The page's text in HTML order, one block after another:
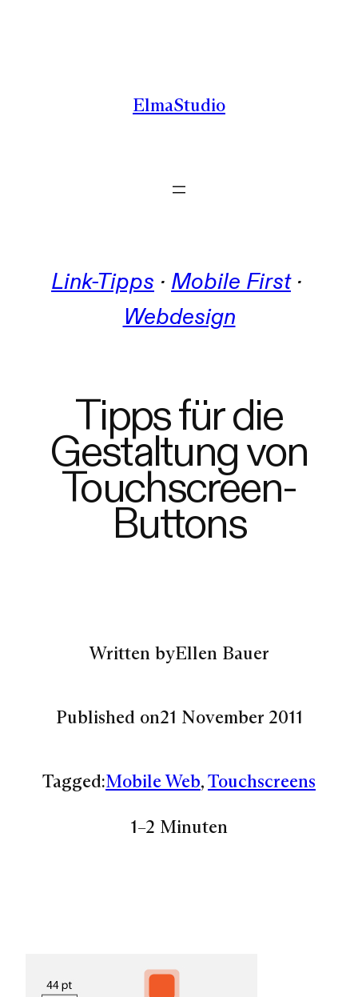
ElmaStudio
Link-Tipps · Mobile First
Webdesign
Tipps für die
Gestaltung von
Touchscreen-
Buttons
Written byEllen Bauer
Published on21 November 2011
Tagged:Mobile Web, Touchscreens
1–2 Minuten